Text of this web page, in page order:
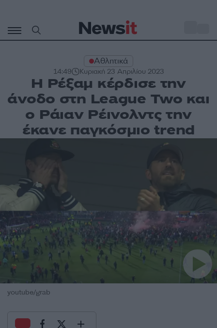
περιεχόμενο
Αθλητικά
14:49 Κυριακή 23 Απριλίου 2023
Η Ρέξαμ κέρδισε την
άνοδο στη League Two και
ο Ράιαν Ρέινολντς την
έκανε παγκόσμιο trend
youtube/grab